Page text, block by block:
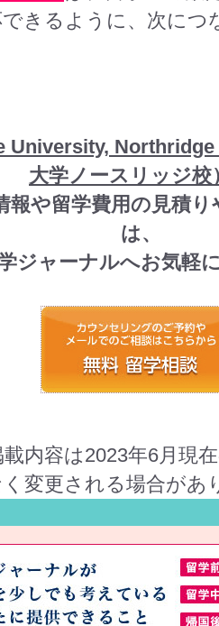
きるように、次につ
University,
大学ノースリッジ校
報や留学費用の見積
は、
ジャーナルへお気軽
内容は2023年6月現
変更される場合があ